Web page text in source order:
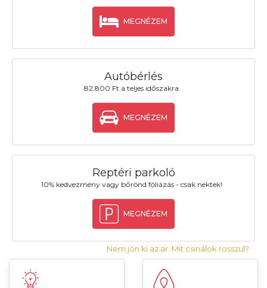
MEGNÉZEM
Autóbérlés
82.800 Ft a teljes időszakra
MEGNÉZEM
Reptéri parkoló
10% kedvezmény vagy bőrönd fóliázás - csak nektek!
MEGNÉZEM
Nem jön ki az ár. Mit csinálok rosszul?